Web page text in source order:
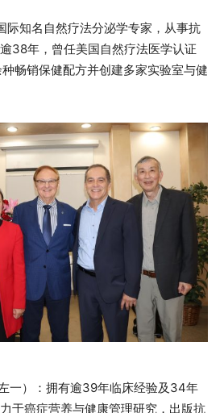
知名自然疗法分泌学专家，从事抗
38年，曾任美国自然疗法医学认证
畅销保健配方并创建多家实验室与健
一）：拥有逾39年临床经验及34年
于癌症营养与健康管理研究，出版抗